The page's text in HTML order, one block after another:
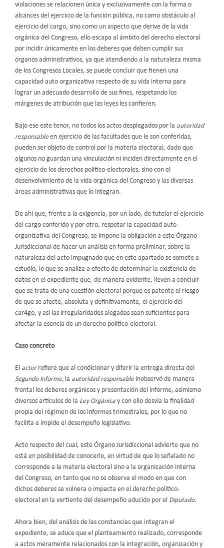
violaciones se relacionen única y exclusivamente con la forma o
alcances del ejercicio de la función pública, no como obstáculo al
ejercicio del cargo, sino como un aspecto que derive de la vida
orgánica del Congreso, ello escapa al ámbito del derecho electoral
por incidir únicamente en los deberes que deben cumplir sus
órganos administrativos, ya que atendiendo a la naturaleza misma
de los Congresos Locales, se puede concluir que tienen una
capacidad auto organizativa respecto de su vida interna para
lograr un adecuado desarrollo de sus fines, respetando los
márgenes de atribución que las leyes les confieren.
Bajo ese este tenor, no todos los actos desplegados por la autoridad
responsableen ejercicio de las facultades que le son conferidas,
pueden ser objeto de control por la materia electoral, dado que
algunos no guardan una vinculación ni inciden directamente en el
ejercicio de los derechos político-electorales, sino con el
desenvolvimiento de la vida orgánica del Congreso y las diversas
áreas administrativas que lo integran.
De ahí que, frente a la exigencia, por un lado, de tutelar el ejercicio
del cargo conferido y por otro, respetar la capacidad auto-
organizativa del Congreso, se impone la obligación a este Órgano
Jurisdiccional de hacer un análisis en forma preliminar, sobre la
naturaleza del acto impugnado que en este apartado se somete a
estudio, lo que se analiza a efecto de determinar la existencia de
datos en el expediente que, de manera evidente, lleven a concluir
que se trata de una cuestión electoral porque es patente el riesgo
de que se afecte, absoluta y definitivamente, el ejercicio del
car4go, y así las irregularidades alegadas sean suficientes para
afectar la esencia de un derecho político-electoral.
Caso concreto
El actorrefiere que al condicionar y diferir la entrega directa del
Segundo Informe, la autoridad responsableinobservó de manera
frontal los deberes orgánicos y presentación del informe, asimismo
diversos artículos de la Ley Orgánica y con ello desvía la finalidad
propia del régimen de los informes trimestrales, por lo que no
facilita e impide el desempeño legislativo.
Acto respecto del cual, este Órgano Jurisdiccional advierte que no
está en posibilidad de conocerlo, en virtud de que lo señalado no
corresponde a la materia electoral sino a la organización interna
del Congreso, en tanto que no se observa el modo en que con
dichos deberes se vulnera o impacta en el derecho político-
electoral en la vertiente del desempeño aducido por el Diputado.
Ahora bien, del análisis de las constancias que integran el
expediente, se aduce que el planteamiento realizado, corresponde
a actos meramente relacionados con la integración, organización y